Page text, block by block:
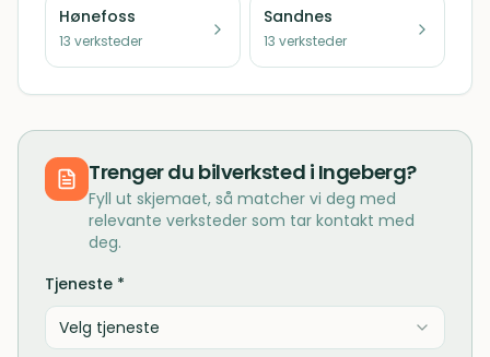
Hønefoss
13 verksteder
Sandnes
13 verksteder
Trenger du bilverksted i Ingeberg?
Fyll ut skjemaet, så matcher vi deg med
relevante verksteder som tar kontakt med
deg.
Tjeneste *
Velg tjeneste